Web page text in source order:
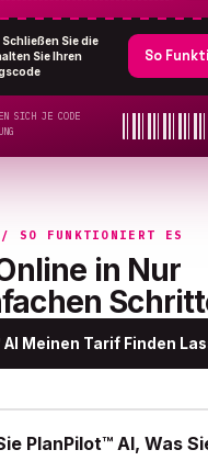
Sie die
Sie Ihren
So
SICH JE CODE
SO FUNKTIONIERT ES
in Nur
AI Meinen Tarif Finden
PlanPilot™ AI, Was